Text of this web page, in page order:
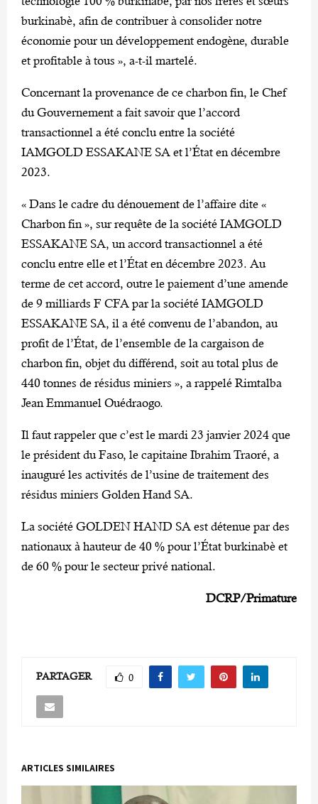
burkinabè, afin de contribuer à consolider notre
économie pour un développement endogène, durable
et profitable à tous », a-t-il martelé.
Concernant la provenance de ce charbon fin, le Chef
du Gouvernement a fait savoir que l’accord
transactionnel a été conclu entre la société
IAMGOLD ESSAKANE SA et l’État en décembre
2023.
« Dans le cadre du dénouement de l’affaire dite «
Charbon fin », sur requête de la société IAMGOLD
ESSAKANE SA, un accord transactionnel a été
conclu entre elle et l’État en décembre 2023. Au
terme de cet accord, outre le paiement d’une amende
de 9 milliards F CFA par la société IAMGOLD
ESSAKANE SA, il a été convenu de l’abandon, au
profit de l’État, de l’ensemble de la cargaison de
charbon fin, objet du différend, soit au total plus de
440 tonnes de résidus miniers », a rappelé Rimtalba
Jean Emmanuel Ouédraogo.
Il faut rappeler que c’est le mardi 23 janvier 2024 que
le président du Faso, le capitaine Ibrahim Traoré, a
inauguré les activités de l’usine de traitement des
résidus miniers Golden Hand SA.
La société GOLDEN HAND SA est détenue par des
nationaux à hauteur de 40 % pour l’État burkinabè et
de 60 % pour le secteur privé national.
DCRP/Primature
PARTAGER 0
ARTICLES SIMILAIRES